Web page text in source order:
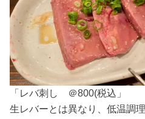
「レバ刺し ＠800(税込」
生レバーとは異なり、低温調